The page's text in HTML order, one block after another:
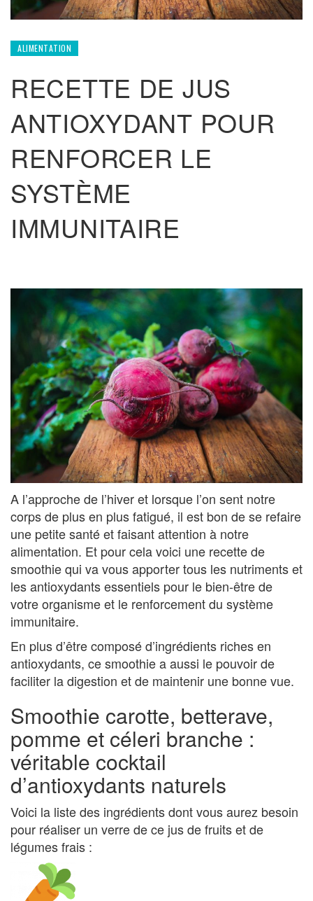
ALIMENTATION
RECETTE DE JUS
ANTIOXYDANT POUR
RENFORCER LE
SYSTÈME
IMMUNITAIRE
A l’approche de l’hiver et lorsque l’on sent notre
corps de plus en plus fatigué, il est bon de se refaire
une petite santé et faisant attention à notre
alimentation. Et pour cela voici une recette de
smoothie qui va vous apporter tous les nutriments et
les antioxydants essentiels pour le bien-être de
votre organisme et le renforcement du système
immunitaire.
En plus d’être composé d’ingrédients riches en
antioxydants, ce smoothie a aussi le pouvoir de
faciliter la digestion et de maintenir une bonne vue.
Smoothie carotte, betterave,
pomme et céleri branche :
véritable cocktail
d’antioxydants naturels
Voici la liste des ingrédients dont vous aurez besoin
pour réaliser un verre de ce jus de fruits et de
légumes frais :